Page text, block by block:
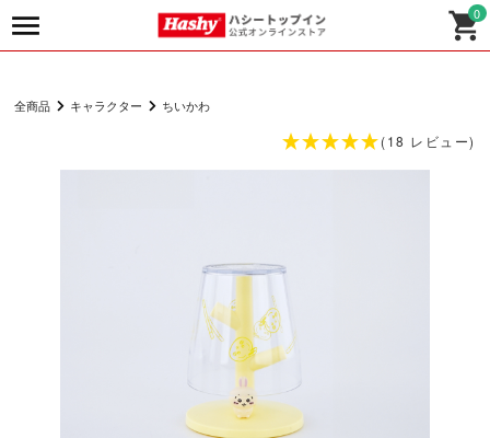
0
全商品 キャラクター ちいかわ
(18 レビュー)